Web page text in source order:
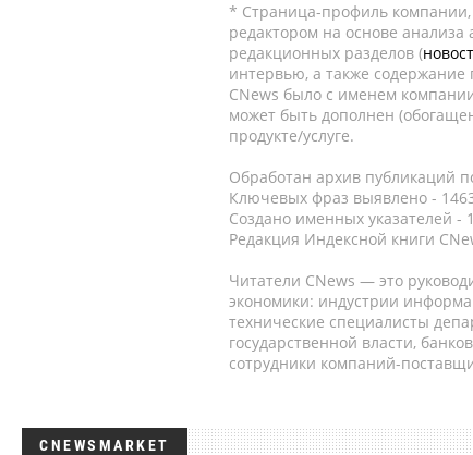
* Страница-профиль компании,
редактором на основе
редакционных разделов (
интервью, а также
CNews было с именем
может быть дополнен
продукте/услуге.
Обработан архив публикаций
Ключевых фраз выявлено -
Создано именных указателей -
Редакция Индексной книги
Читатели CNews — это
экономики: индустрии
технические специалисты
государственной власти,
сотрудники компаний-
CNEWSMARKET